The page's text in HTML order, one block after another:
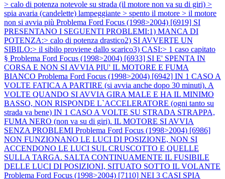
> calo di potenza notevole su strada (il motore non va su di giri) >
spia avaria (candelette) lampeggiante > spento il motore > il motore
non si avvia più Problema Ford Focus (1998>2004) [6919] SI
PRESENTANO I SEGUENTI PROBLEMI:1) MANCA DI
POTENZA:> calo di potenza drastico2) SI AVVERTE UN
SIBILO:> il sibilo proviene dallo scarico3) CASI:> 1 caso capitato
§ Problema Ford Focus (1998>2004) [6933] SI E' SPENTA IN
CORSA E NON SI AVVIA PIU' IL MOTORE E FUMA
BIANCO Problema Ford Focus (1998>2004) [6942] IN 1 CASO A
VOLTE FATICA A PARTIRE (si avvia anche dopo 30 minuti). A
VOLTE QUANDO SI AVVIA GIRA MALE E HA IL MINIMO
BASSO, NON RISPONDE L`ACCELERATORE (ogni tanto su
strada va bene) IN 1 CASO A VOLTE SU STRADA STRAPPA,
FUMA NERO (non va su di giri). IL MOTORE SI AVVIA
SENZA PROBLEMI Problema Ford Focus (1998>2004) [6986]
NON FUNZIONANO LE LUCI DI POSIZIONE, NON SI
ACCENDONO LE LUCI SUL CRUSCOTTO E QUELLE
SULLA TARGA. SALTA CONTINUAMENTE IL FUSIBILE
DELLE LUCI DI POSIZIONI, SITUATO SOTTO IL VOLANTE
Problema Ford Focus (1998>2004) [7110] NEI 3 CASI SPIA